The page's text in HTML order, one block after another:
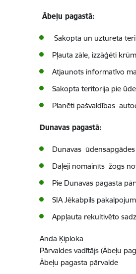
Ābeļu pagastā:
Sakopta un uzturētā
Pļauta zāle, izzāģēti
Atjaunots informatīvo
Sakopta teritorija pie
Planēti pašvaldības
Dunavas pagastā:
Dunavas
Daļēji nomainīts žogs
Pie Dunavas pagasta
SIA Jēkabpils
Appļauta rekultivēto
Anda Ķiploka
Pārvaldes vadītājs (Ābeļu
Ābeļu pagasta pārvalde